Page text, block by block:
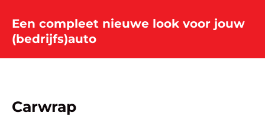
Een compleet nieuwe look voor jouw
(bedrijfs)auto
Carwrap